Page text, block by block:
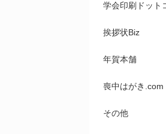
学会印刷ドット
挨拶状Biz
年賀本舗
喪中はがき.com
その他